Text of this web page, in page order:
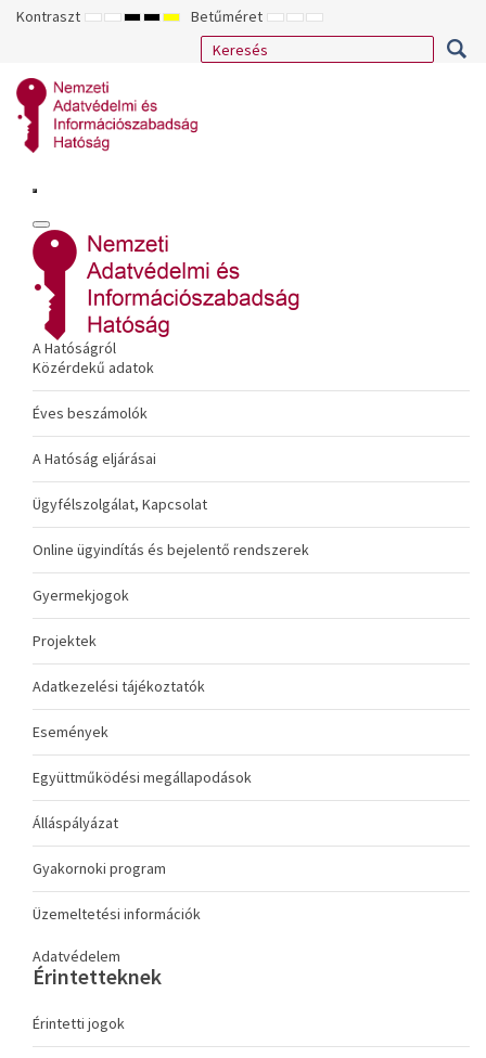
Kontraszt ALAPÉRTELMEZETT
ÉJSZAKAI
NAGY
KONTRASZTÚ
NAGY
KONTRASZTÚ
NAGY
KONTRASZTÚ
SÁRGA
FEKETE
Betűméret KISEBB
BETŰTÍPUS
ALAPÉRTELMEZETT
BETŰMÉRET
NAGYOBB
BETŰMÉRET
A Hatóságról
Közérdekű adatok
Éves beszámolók
A Hatóság eljárásai
Ügyfélszolgálat, Kapcsolat
Online ügyindítás és bejelentő rendszerek
Gyermekjogok
Projektek
Adatkezelési tájékoztatók
Események
Együttműködési megállapodások
Álláspályázat
Gyakornoki program
Üzemeltetési információk
Adatvédelem
Érintetteknek
Érintetti jogok